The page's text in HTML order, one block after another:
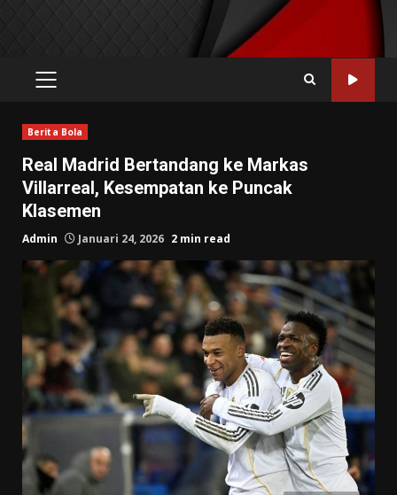
PRIMARY
Berita Bola
Real Madrid Bertandang ke Markas
Villarreal, Kesempatan ke Puncak
Klasemen
Admin Januari 24, 2026 2 min read